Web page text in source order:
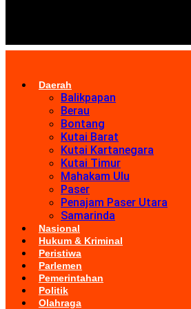
Daerah
Balikpapan
Berau
Bontang
Kutai Barat
Kutai Kartanegara
Kutai Timur
Mahakam Ulu
Paser
Penajam Paser Utara
Samarinda
Nasional
Hukum & Kriminal
Peristiwa
Parlemen
Pemerintahan
Politik
Olahraga